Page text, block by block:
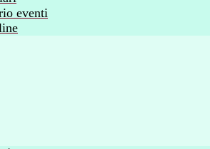
eventi